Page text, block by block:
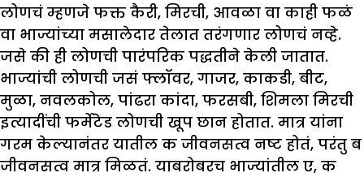
लोणचं म्हणजे फक्त कैरी, मिरची, आवळा वा काही फळं
वा भाज्यांच्या मसालेदार तेलात तरंगणार लोणचं नव्हे.
जसे की ही लोणची पारंपरिक पद्धतीने केली जातात.
भाज्यांची लोणची जसं फ्लॉवर, गाजर, काकडी, बीट,
मुळा, नवलकोल, पांढरा कांदा, फरसबी, शिमला मिरची
इत्यादींची फर्मेटेड लोणची खूप छान होतात. मात्र यांना
गरम केल्यानंतर यातील क जीवनसत्व नष्ट होतं, परंतु ब
जीवनसत्व मात्र मिळतं. याबरोबरच भाज्यांतील ए, क